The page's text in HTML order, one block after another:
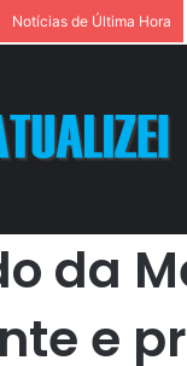
Notícias de Última Hora
da Mega-Sena:
da
e